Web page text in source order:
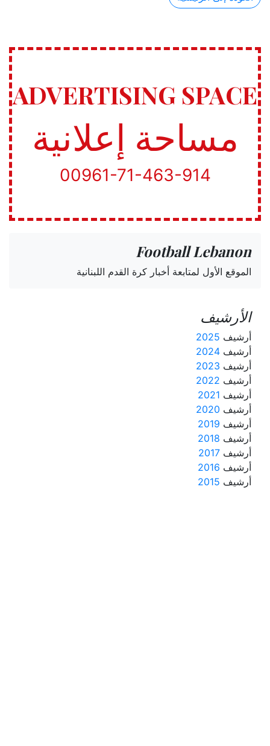
ADVERTISING SPACE
مساحة إعلانية
00961-71-463-914
Football Lebanon
الموقع الأول لمتابعة أخبار كرة القدم اللبنانية
الأرشيف
أرشيف 2025
أرشيف 2024
أرشيف 2023
أرشيف 2022
أرشيف 2021
أرشيف 2020
أرشيف 2019
أرشيف 2018
أرشيف 2017
أرشيف 2016
أرشيف 2015